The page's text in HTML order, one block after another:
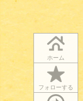
ホーム
フォローする